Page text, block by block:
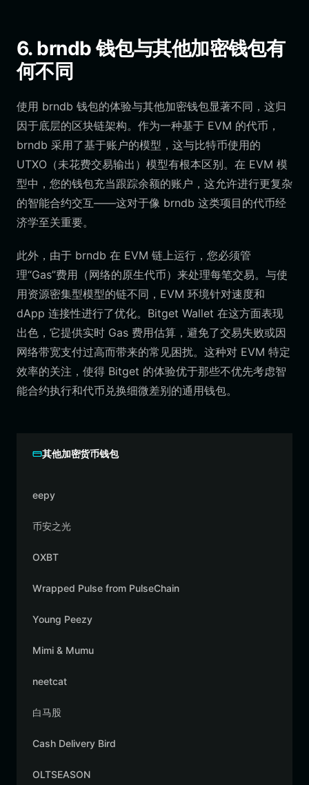
6. brndb 钱包与其他加密钱包有
何不同
使用 brndb 钱包的体验与其他加密钱包显著不同，这归
因于底层的区块链架构。作为一种基于 EVM 的代币，
brndb 采用了基于账户的模型，这与比特币使用的
UTXO（未花费交易输出）模型有根本区别。在 EVM 模
型中，您的钱包充当跟踪余额的账户，这允许进行更复杂
的智能合约交互——这对于像 brndb 这类项目的代币经
济学至关重要。
此外，由于 brndb 在 EVM 链上运行，您必须管
理“Gas”费用（网络的原生代币）来处理每笔交易。与使
用资源密集型模型的链不同，EVM 环境针对速度和
dApp 连接性进行了优化。Bitget Wallet 在这方面表现
出色，它提供实时 Gas 费用估算，避免了交易失败或因
网络带宽支付过高而带来的常见困扰。这种对 EVM 特定
效率的关注，使得 Bitget 的体验优于那些不优先考虑智
能合约执行和代币兑换细微差别的通用钱包。
其他加密货币钱包
eepy
币安之光
OXBT
Wrapped Pulse from PulseChain
Young Peezy
Mimi & Mumu
neetcat
白马股
Cash Delivery Bird
OLTSEASON